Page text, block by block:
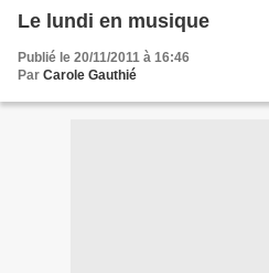
Le lundi en musique
Publié le 20/11/2011 à 16:46
Par Carole Gauthié